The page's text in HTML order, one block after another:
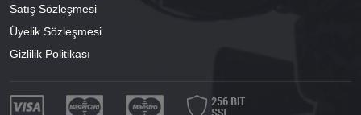
Satış Sözleşmesi
Üyelik Sözleşmesi
Gizlilik Politikası